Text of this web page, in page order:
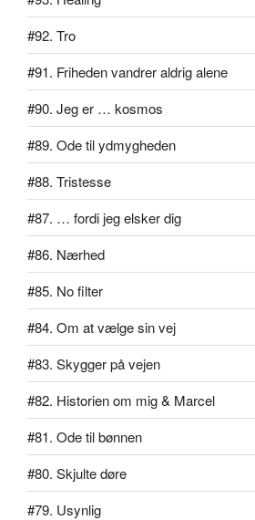
#92. Tro
#91. Friheden vandrer aldrig alene
#90. Jeg er … kosmos
#89. Ode til ydmygheden
#88. Tristesse
#87. … fordi jeg elsker dig
#86. Nærhed
#85. No filter
#84. Om at vælge sin vej
#83. Skygger på vejen
#82. Historien om mig & Marcel
#81. Ode til bønnen
#80. Skjulte døre
#79. Usynlig